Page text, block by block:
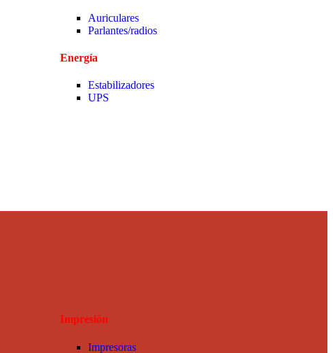
Auriculares
Parlantes/radios
Energía
Estabilizadores
UPS
Impresión
Impresoras